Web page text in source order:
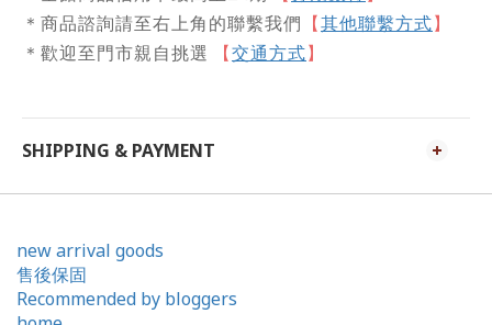
＊商品諮詢請至右上角的聯繫我們 【其他聯繫方式】
＊歡迎至門市親自挑選
【 交通方式 】
SHIPPING & PAYMENT
new arrival goods
售後保固
Recommended by bloggers